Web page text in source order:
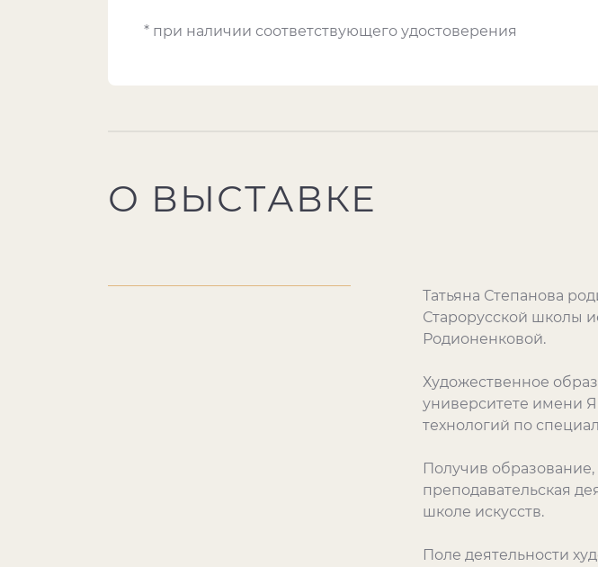
* при наличии соответствующего удостоверения
О ВЫСТАВКЕ
Татьяна Степанова
Старорусской школы
Родионенковой.
Художественное
университете имени
технологий по
Получив образование,
преподавательская
школе искусств.
Поле деятельности